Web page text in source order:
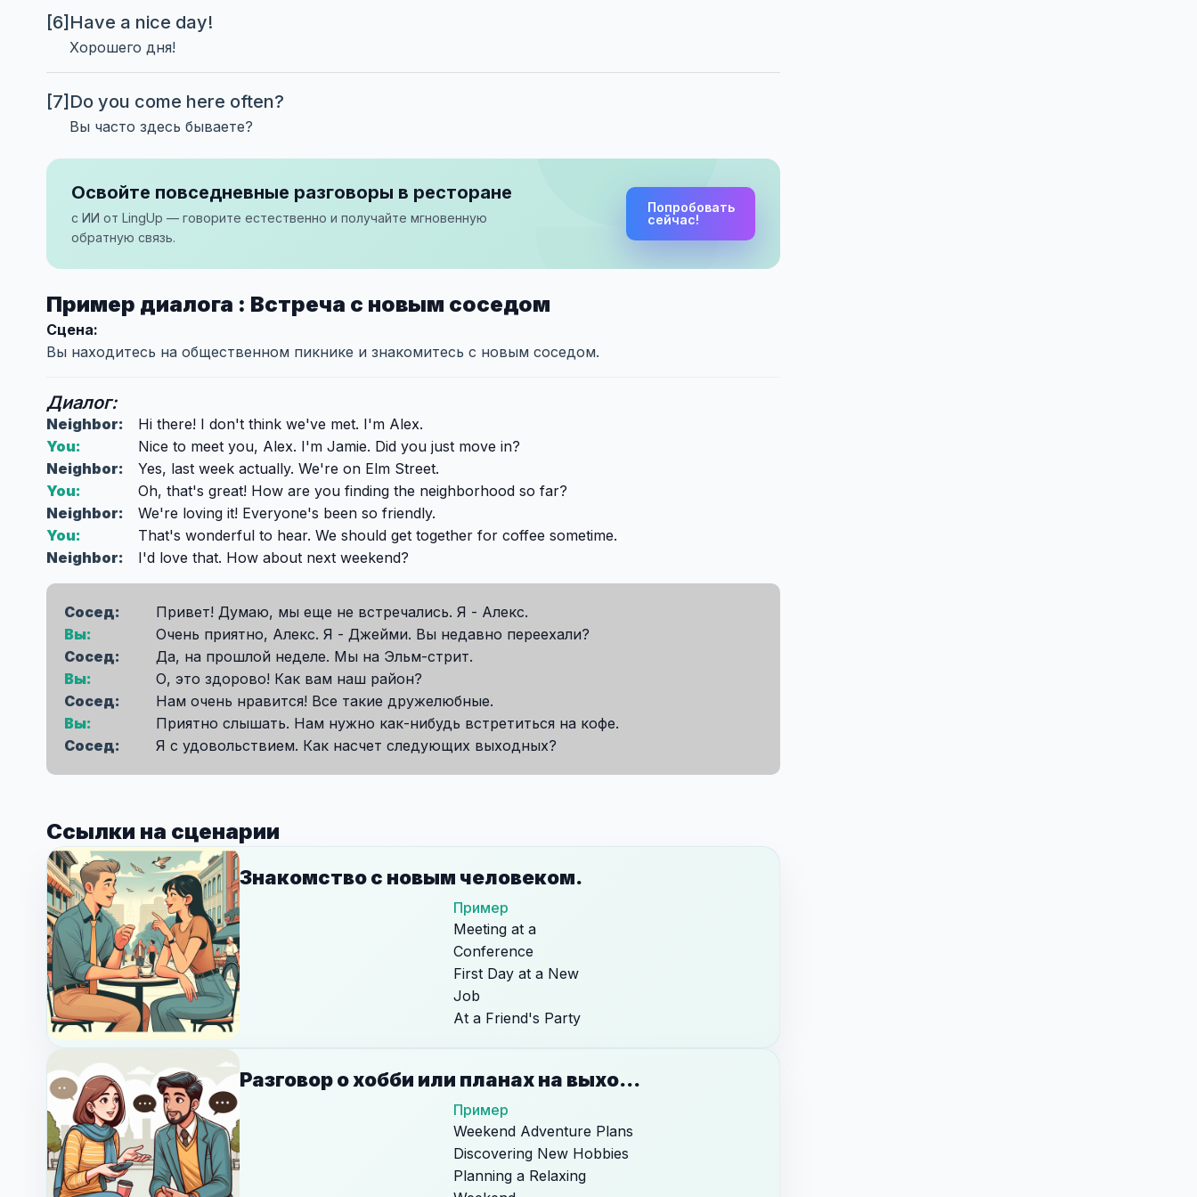
[6] Have a nice day!
Хорошего дня!
[7] Do you come here often?
Вы часто здесь бываете?
Освойте повседневные разговоры в ресторане
с ИИ от LingUp — говорите естественно и получайте мгновенную
обратную связь.
Попробовать
сейчас!
Пример диалога : Встреча с новым соседом
Сцена:
Вы находитесь на общественном пикнике и знакомитесь с новым соседом.
Диалог:
Neighbor:
Hi there! I don't think we've met. I'm Alex.
You:
Nice to meet you, Alex. I'm Jamie. Did you just move in?
Neighbor:
Yes, last week actually. We're on Elm Street.
You:
Oh, that's great! How are you finding the neighborhood so far?
Neighbor:
We're loving it! Everyone's been so friendly.
You:
That's wonderful to hear. We should get together for coffee sometime.
Neighbor:
I'd love that. How about next weekend?
Сосед:
Привет! Думаю, мы еще не встречались. Я - Алекс.
Вы:
Очень приятно, Алекс. Я - Джейми. Вы недавно переехали?
Сосед:
Да, на прошлой неделе. Мы на Эльм-стрит.
Вы:
О, это здорово! Как вам наш район?
Сосед:
Нам очень нравится! Все такие дружелюбные.
Вы:
Приятно слышать. Нам нужно как-нибудь встретиться на кофе.
Сосед:
Я с удовольствием. Как насчет следующих выходных?
Ссылки на сценарии
Знакомство с новым человеком.
Пример
Meeting at a
Conference
First Day at a New
Job
At a Friend's Party
Разговор о хобби или планах на выходные.
Пример
Weekend Adventure Plans
Discovering New Hobbies
Planning a Relaxing